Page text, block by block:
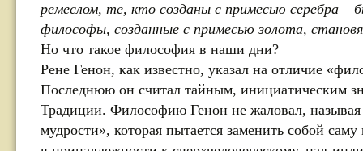
ремеслом, те, кто созданы с примесью серебра
философы, созданные с примесью золота,
Но что такое философия в наши дни?
Рене Генон, как известно, указал на отличие
Последнюю он считал тайным, инициатическим
Традиции. Философию Генон не жаловал,
мудрости», которая пытается заменить собой